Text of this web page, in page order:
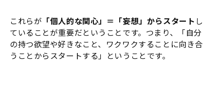
これらが 「個人的な関心」＝「妄想」からスタート し
ていることが重要だということです。つまり、「自分
の持つ欲望や好きなこと、ワクワクすることに向き合
うことからスタートする」ということです。